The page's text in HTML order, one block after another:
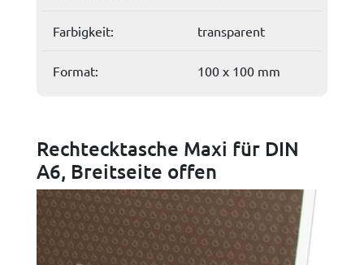
Farbigkeit: transparent
Format: 100 x 100 mm
Rechtecktasche Maxi für DIN
A6, Breitseite offen